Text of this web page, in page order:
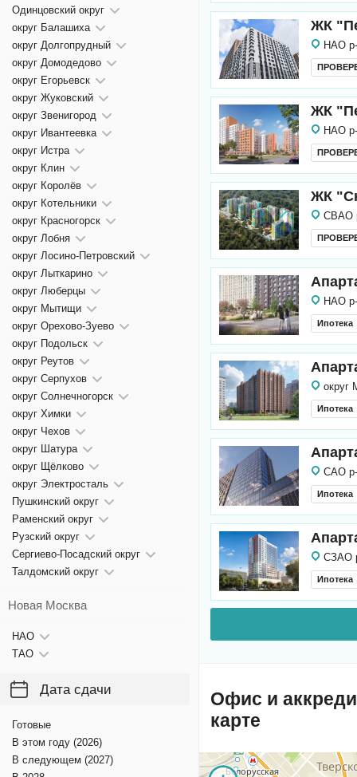
ЖК
НАО
ЖК
НАО
ЖК
СВАО
НАО
Ипотека
округ
Ипотека
САО
Ипотека
СЗАО
Ипотека
Офис и
карте
Одинцовский округ
округ Балашиха
округ Долгопрудный
округ Домодедово
округ Егорьевск
округ Жуковский
округ Звенигород
округ Ивантеевка
округ Истра
округ Клин
округ Королёв
округ Котельники
округ Красногорск
округ Лобня
округ Лосино-Петровский
округ Лыткарино
округ Люберцы
округ Мытищи
округ Орехово-Зуево
округ Подольск
округ Реутов
округ Серпухов
округ Солнечногорск
округ Химки
округ Чехов
округ Шатура
округ Щёлково
округ Электросталь
Пушкинский округ
Раменский округ
Рузский округ
Сергиево-Посадский округ
Талдомский округ
Новая Москва
НАО
ТАО
Дата сдачи
Готовые
В этом году (2026)
В следующем (2027)